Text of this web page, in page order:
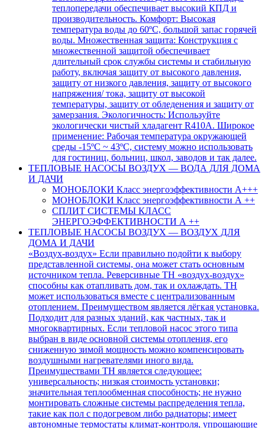
теплопередачи обеспечивает высокий КПД и
производительность. Комфорт: Высокая
температура воды до 60ºC, большой запас горячей
воды. Множественная защита: Конструкция с
множественной защитой обеспечивает
длительный срок службы системы и стабильную
работу, включая защиту от высокого давления,
защиту от низкого давления, защиту от высокого
напряжения/ тока, защиту от высокой
температуры, защиту от обледенения и защиту от
замерзания. Экологичность: Используйте
экологически чистый хладагент R410A. Широкое
применение: Рабочая температура окружающей
среды -15ºC ~ 43ºC, систему можно использовать
для гостиниц, больниц, школ, заводов и так далее.
ТЕПЛОВЫЕ НАСОСЫ ВОЗДУХ — ВОДА ДЛЯ ДОМА
И ДАЧИ
МОНОБЛОКИ Класс энергоэффективности А+++
МОНОБЛОКИ Класс энергоэффективности А ++
СПЛИТ СИСТЕМЫ КЛАСС
ЭНЕРГОЭФФЕКТИВНОСТИ А ++
ТЕПЛОВЫЕ НАСОСЫ ВОЗДУХ — ВОЗДУХ ДЛЯ
ДОМА И ДАЧИ
«Воздух-воздух» Если правильно подойти к выбору
представленной системы, она может стать основным
источником тепла. Реверсивные ТН «воздух-воздух»
способны как отапливать дом, так и охлаждать. ТН
может использоваться вместе с централизованным
отоплением. Преимуществом является лёгкая установка.
Подходит для разных зданий, как частных, так и
многоквартирных. Если тепловой насос этого типа
выбран в виде основной системы отопления, его
сниженную зимой мощность можно компенсировать
воздушными нагревателями иного вида.
Преимуществами ТН является следующее:
универсальность; низкая стоимость установки;
значительная теплообменная способность; не нужно
монтировать сложные системы распределения тепла,
такие как пол с подогревом либо радиаторы; имеет
автономные термостаты климат-контроля, упрощающие